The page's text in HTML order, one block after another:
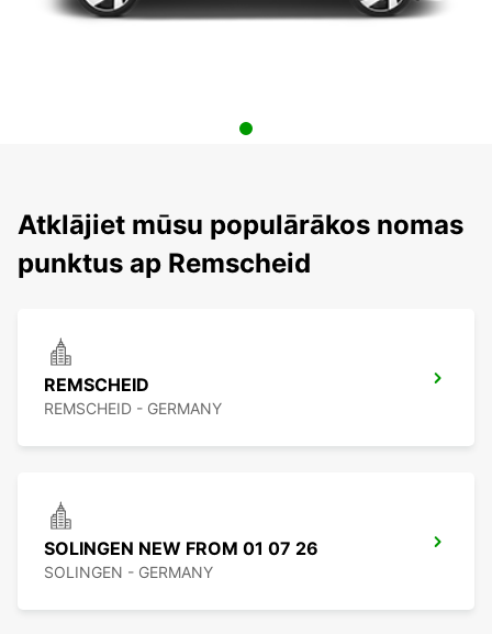
Atklājiet mūsu populārākos nomas
punktus ap Remscheid
REMSCHEID
REMSCHEID - GERMANY
SOLINGEN NEW FROM 01 07 26
SOLINGEN - GERMANY